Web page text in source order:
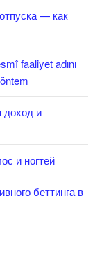
— как
faaliyet adını
доход и
и ногтей
беттинга в